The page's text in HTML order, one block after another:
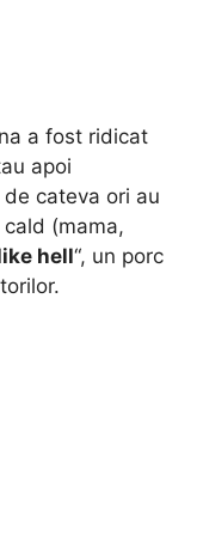
a fost ridicat
apoi
cateva ori au
cald (mama,
hell“, un porc